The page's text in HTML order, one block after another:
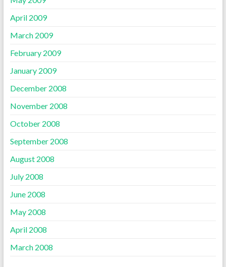
April 2009
March 2009
February 2009
January 2009
December 2008
November 2008
October 2008
September 2008
August 2008
July 2008
June 2008
May 2008
April 2008
March 2008